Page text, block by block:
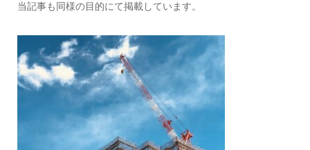
当記事も同様の目的にて掲載しています。